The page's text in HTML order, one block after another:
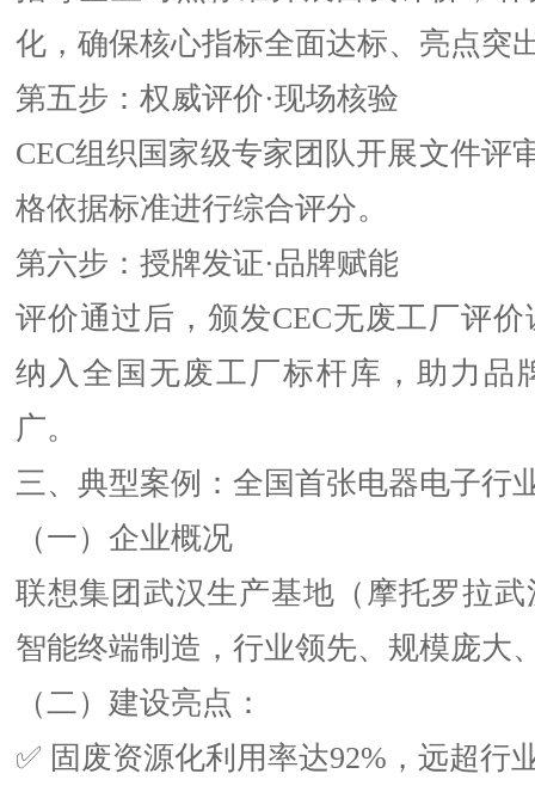
化，确保核心指标全面达标、亮点突
第五步：权威评价·现场核验
CEC组织国家级专家团队开展文件评
格依据标准进行综合评分。
第六步：授牌发证·品牌赋能
评价通过后，颁发CEC无废工厂评
纳入全国无废工厂标杆库，助力品
广。
三、典型案例：全国首张电器电子行
（一）企业概况
联想集团武汉生产基地（摩托罗拉
智能终端制造，行业领先、规模庞大
（二）建设亮点：
✅ 固废资源化利用率达92%，远超行